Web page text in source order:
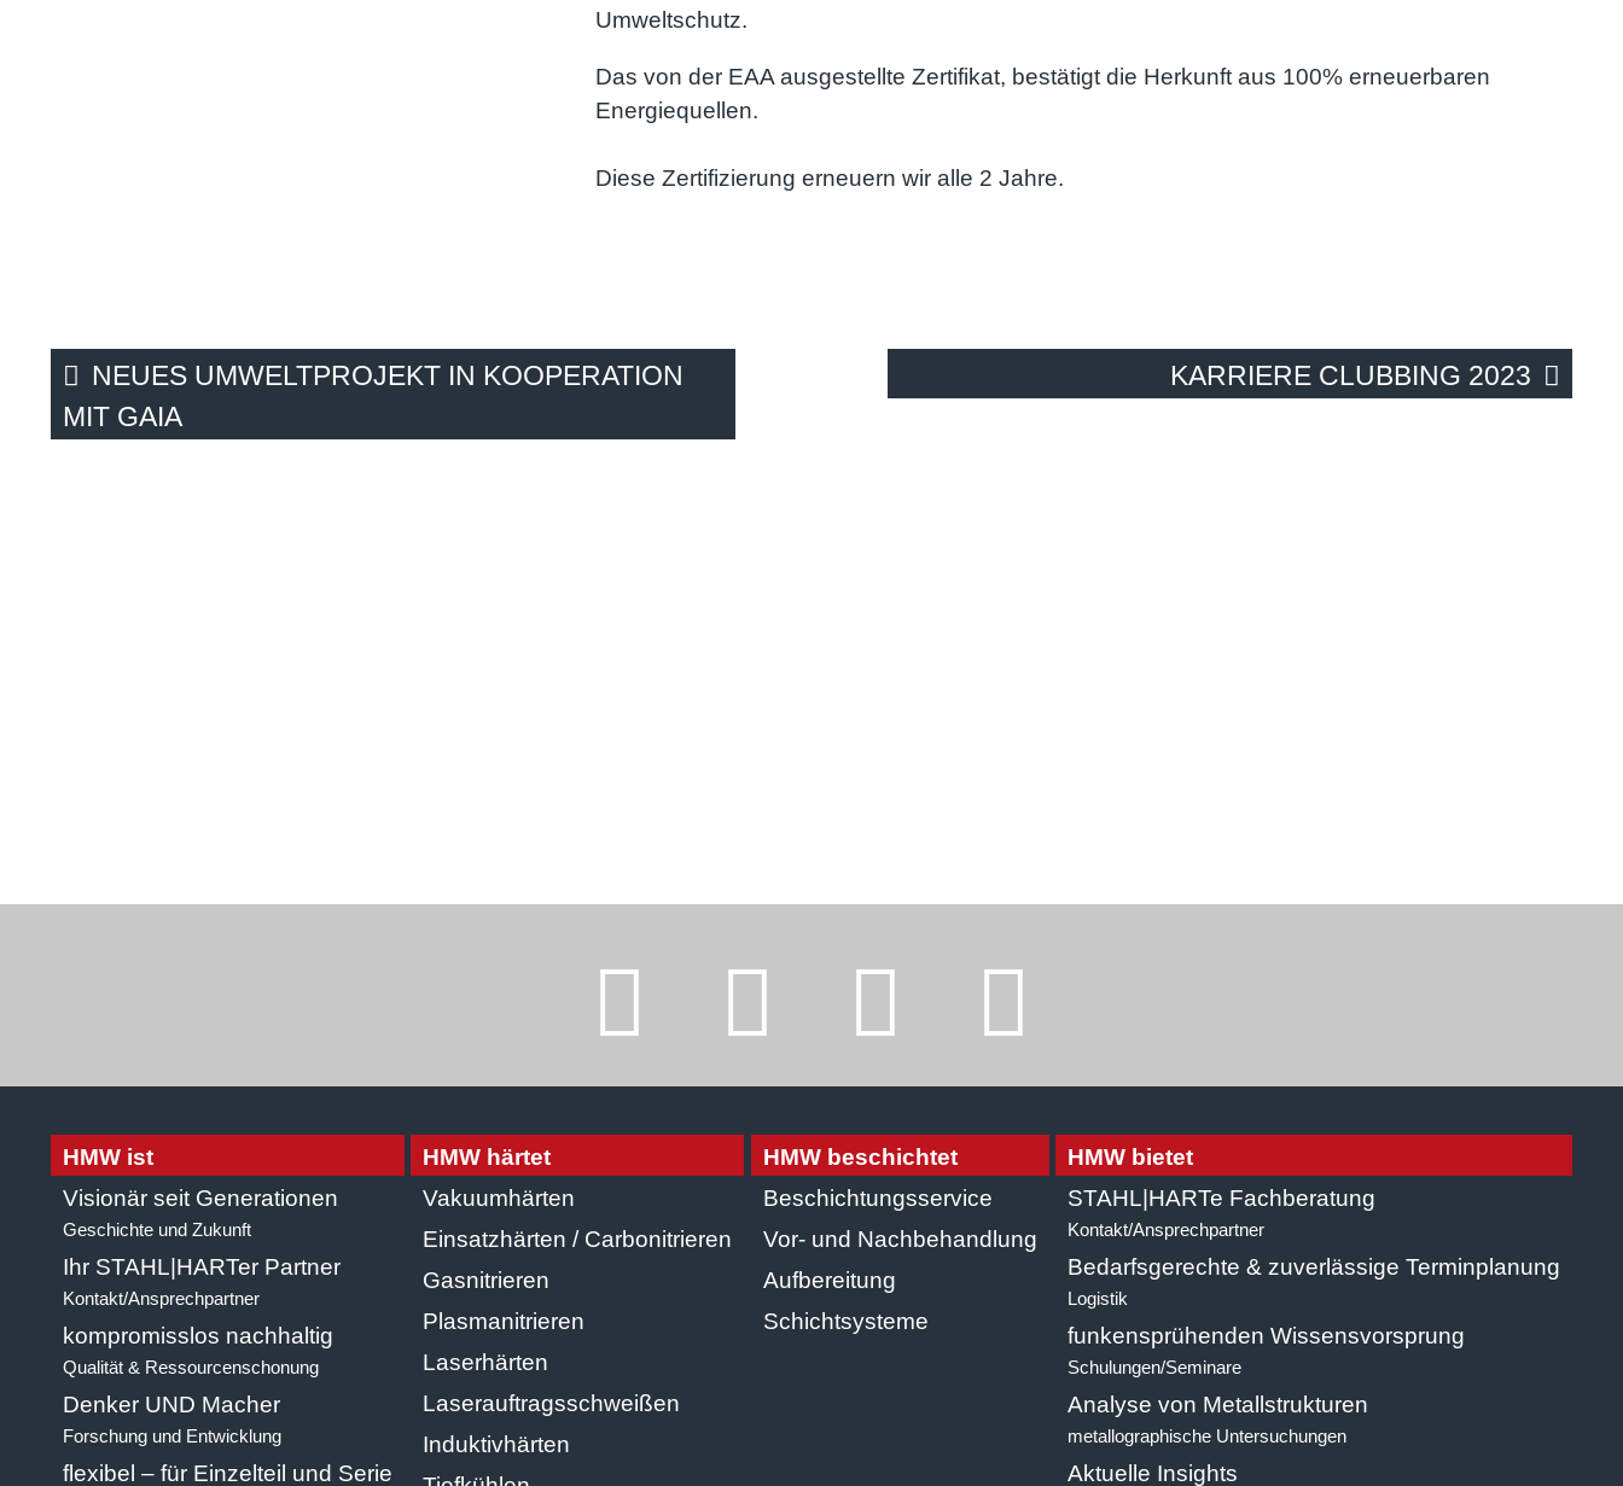
Umweltschutz.
Das von der EAA ausgestellte Zertifikat, bestätigt die Herkunft aus 100% erneuerbaren
Energiequellen.
Diese Zertifizierung erneuern wir alle 2 Jahre.
KARRIERE CLUBBING 2023
NEUES UMWELTPROJEKT IN KOOPERATION
MIT GAIA
HMW ist
Visionär seit Generationen
Geschichte und Zukunft
Ihr STAHL|HARTer Partner
Kontakt/Ansprechpartner
kompromisslos nachhaltig
Qualität & Ressourcenschonung
Denker UND Macher
Forschung und Entwicklung
flexibel – für Einzelteil und Serie
HMW härtet
Vakuumhärten
Einsatzhärten / Carbonitrieren
Gasnitrieren
Plasmanitrieren
Laserhärten
Laserauftragsschweißen
Induktivhärten
HMW beschichtet
Beschichtungsservice
Vor- und Nachbehandlung
Aufbereitung
Schichtsysteme
HMW bietet
STAHL|HARTe Fachberatung
Kontakt/Ansprechpartner
Bedarfsgerechte & zuverlässige Terminplanung
Logistik
funkensprühenden Wissensvorsprung
Schulungen/Seminare
Analyse von Metallstrukturen
metallographische Untersuchungen
Aktuelle Insights